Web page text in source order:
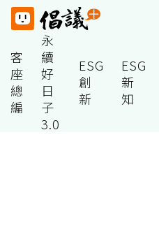
客
座
總
編
永
續
好
日
子
3.0
ESG
創
新
ESG
新
知